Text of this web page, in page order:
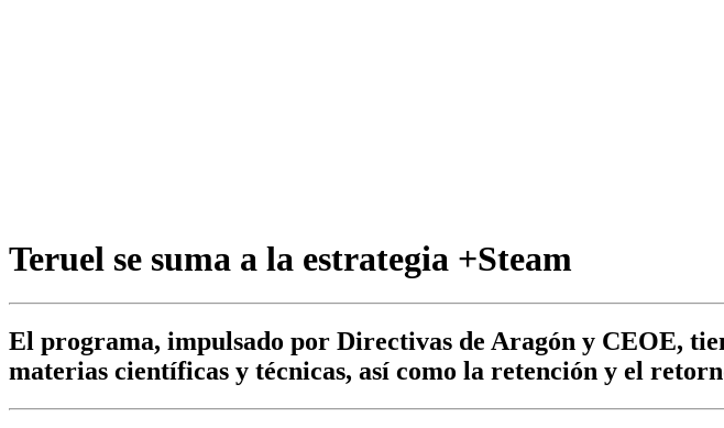
Teruel se suma a la estrategia +Steam
El programa, impulsado por Directivas de Aragón y CEOE,
materias científicas y técnicas, así como la retención y el